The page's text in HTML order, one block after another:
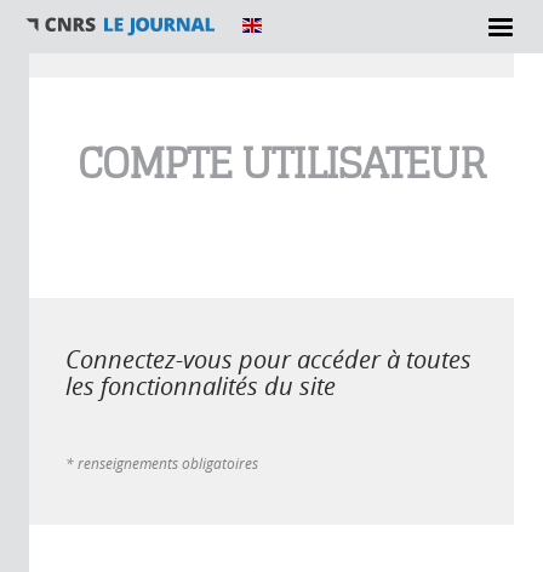
COMPTE UTILISATEUR
Connectez-vous pour accéder à toutes
les fonctionnalités du site
* renseignements obligatoires